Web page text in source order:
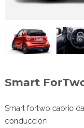
Smart
Smart fortwo cabrio
conducción